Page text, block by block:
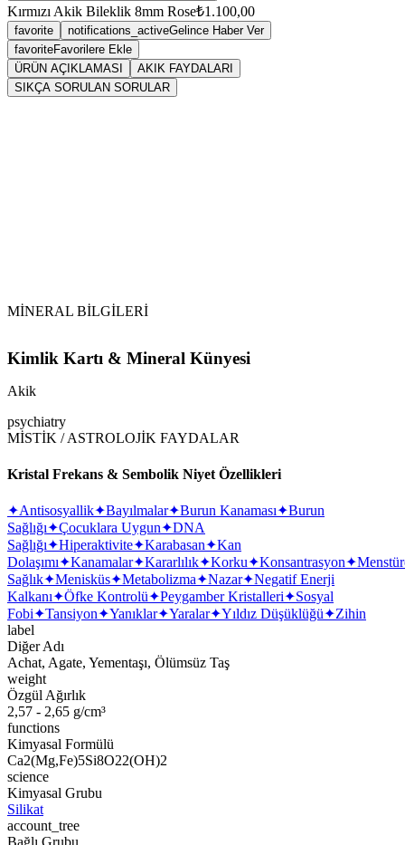
Kırmızı Akik Bileklik 8mm Rose₺1.100,00
favorite notifications_activeGelince Haber Ver
favoriteFavorilere Ekle
ÜRÜN AÇIKLAMASI
AKIK FAYDALARI
SIKÇA SORULAN SORULAR
MİNERAL BİLGİLERİ
Kimlik Kartı & Mineral Künyesi
Akik
psychiatry
MİSTİK / ASTROLOJİK FAYDALAR
Kristal Frekans & Sembolik Niyet Özellikleri
✦Antisosyallik✦Bayılmalar✦Burun Kanaması✦Burun
Sağlığı✦Çocuklara Uygun✦DNA
Sağlığı✦Hiperaktivite✦Karabasan✦Kan
Dolaşımı✦Kanamalar✦Kararlılık✦Korku✦Konsantrasyon✦
Sağlık✦Menisküs✦Metabolizma✦Nazar✦Negatif Enerji
Kalkanı✦Öfke Kontrolü✦Peygamber Kristalleri✦Sosyal
Fobi✦Tansiyon✦Yanıklar✦Yaralar✦Yıldız Düşüklüğü✦Zihin
label
Diğer Adı
Achat, Agate, Yementaşı, Ölümsüz Taş
weight
Özgül Ağırlık
2,57 - 2,65 g/cm³
functions
Kimyasal Formülü
Ca2(Mg,Fe)5Si8O22(OH)2
science
Kimyasal Grubu
Silikat
account_tree
Bağlı Grubu